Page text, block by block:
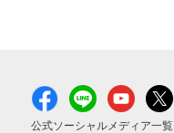
公式ソーシャルメディア一覧